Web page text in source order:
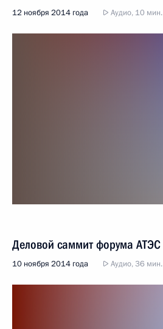
12 ноября 2014 года Аудио, 10 мин.
Деловой саммит форума АТЭС
10 ноября 2014 года Аудио, 36 мин.